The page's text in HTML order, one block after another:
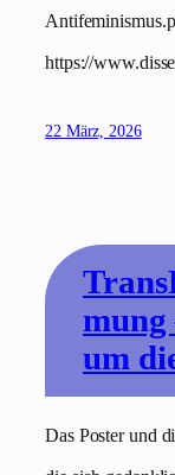
https://
22 März, 2026
mung
um
Das Poster und